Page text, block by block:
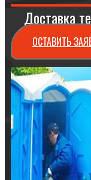
Доставка
ОСТАВИТЬ